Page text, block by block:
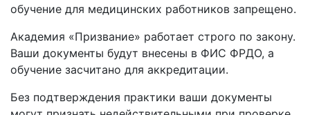
обучение для медицинских работников запрещено.
Академия «Призвание» работает строго по закону.
Ваши документы будут внесены в ФИС ФРДО, а
обучение засчитано для аккредитации.
Без подтверждения практики ваши документы